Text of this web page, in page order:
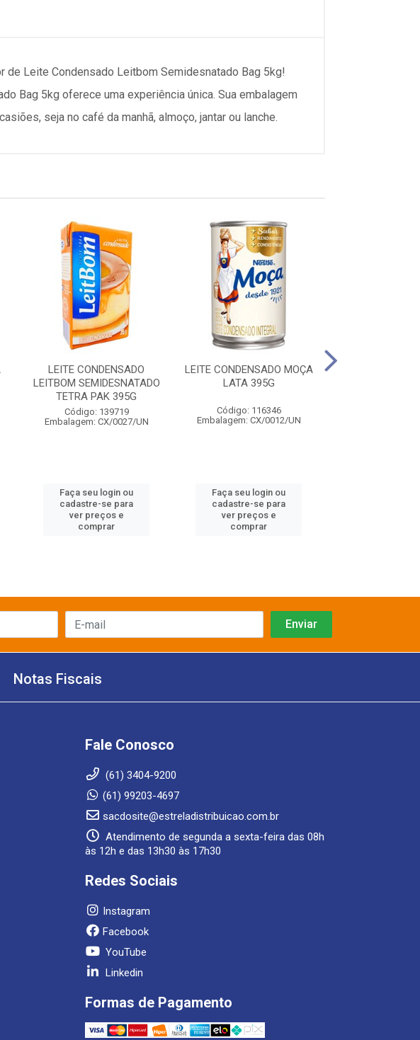
Leite Condensado Leitbom Semidesnatado Bag 5kg!
Bag 5kg oferece uma experiência única. Sua embalagem
seja no café da manhã, almoço, jantar ou lanche.
LEITE CONDENSADO
LEITBOM SEMIDESNATADO
TETRA PAK 395G
Código: 139719
Embalagem: CX/0027/UN
Faça seu login ou
cadastre-se para
ver preços e
comprar
LEITE CONDENSADO MOÇA
LATA 395G
Código: 116346
Embalagem: CX/0012/UN
Faça seu login ou
cadastre-se para
ver preços e
comprar
Notas Fiscais
Fale Conosco
(61) 3404-9200
(61) 99203-4697
sacdosite@estreladistribuicao.com.br
Atendimento de segunda a sexta-feira das 08h
às 12h e das 13h30 às 17h30
Redes Sociais
Instagram
Facebook
YouTube
Linkedin
Formas de Pagamento